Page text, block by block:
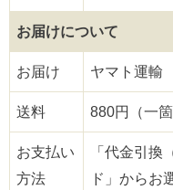
お届けについて
お届け ヤマト運輸
送料 880円（一
お支払い
方法
「代金引換
ド」からお